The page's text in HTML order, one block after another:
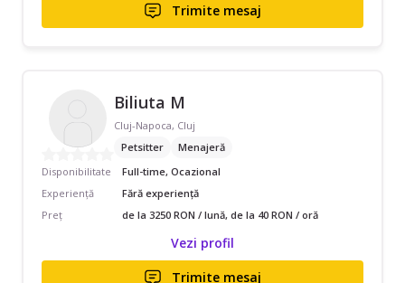
Trimite mesaj
Biliuta M
Cluj-Napoca, Cluj
Petsitter
Menajeră
Disponibilitate
Full-time, Ocazional
Experiență
Fără experiență
Preț
de la 3250 RON / lună, de la 40 RON / oră
Vezi profil
Trimite mesaj